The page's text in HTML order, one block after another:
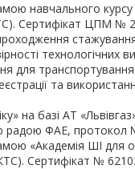
навчального
Сертифікат ЦПМ №
технологічних
для
та
на базі АТ
ФАЕ, протокол
«Академія ШІ для
Сертифікат №